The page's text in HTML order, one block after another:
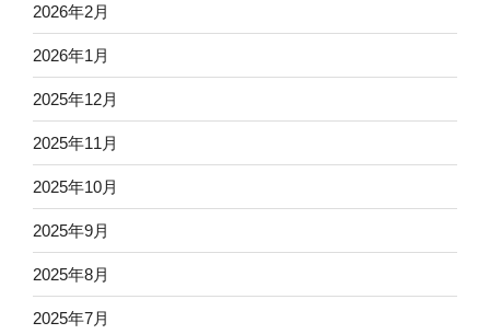
2026年2月
2026年1月
2025年12月
2025年11月
2025年10月
2025年9月
2025年8月
2025年7月